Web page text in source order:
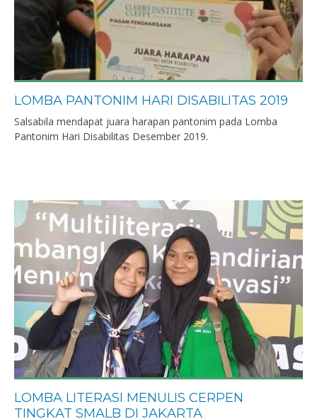
LOMBA PANTONIM HARI DISABILITAS 2019
Salsabila mendapat juara harapan pantonim pada Lomba
Pantonim Hari Disabilitas Desember 2019.
LOMBA LITERASI MENULIS CERPEN
TINGKAT SMALB DI JAKARTA